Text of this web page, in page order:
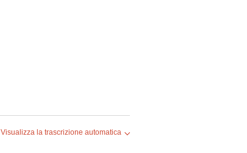
Visualizza la trascrizione automatica